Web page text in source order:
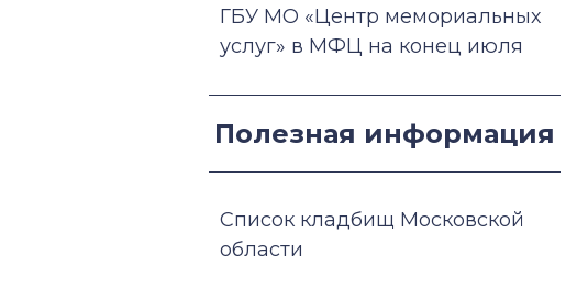
ГБУ МО «Центр мемориальных
услуг» в МФЦ на конец июля
Полезная информация
Список кладбищ Московской
области